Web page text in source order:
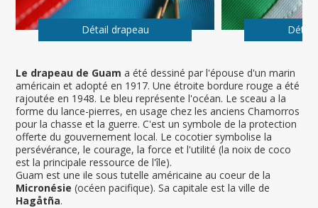
Le drapeau de Guam a été dessiné par l'épouse d'un marin
américain et adopté en 1917. Une étroite bordure rouge a été
rajoutée en 1948. Le bleu représente l'océan. Le sceau a la
forme du lance-pierres, en usage chez les anciens Chamorros
pour la chasse et la guerre. C'est un symbole de la protection
offerte du gouvernement local. Le cocotier symbolise la
persévérance, le courage, la force et l'utilité (la noix de coco
est la principale ressource de l'île).
Guam est une ile sous tutelle américaine au coeur de la
Micronésie (océen pacifique). Sa capitale est la ville de
Hagåtña.
Détail drapeau Détail